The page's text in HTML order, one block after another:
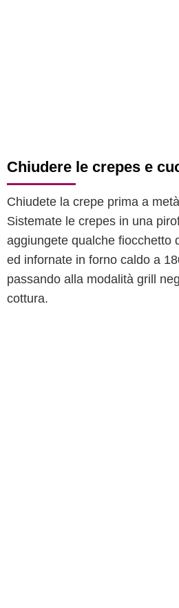
Chiudere le crepes e
Chiudete la crepe prima a
Sistemate le crepes in una
aggiungete qualche fiocchetto
ed infornate in forno caldo a
passando alla modalità grill
cottura.